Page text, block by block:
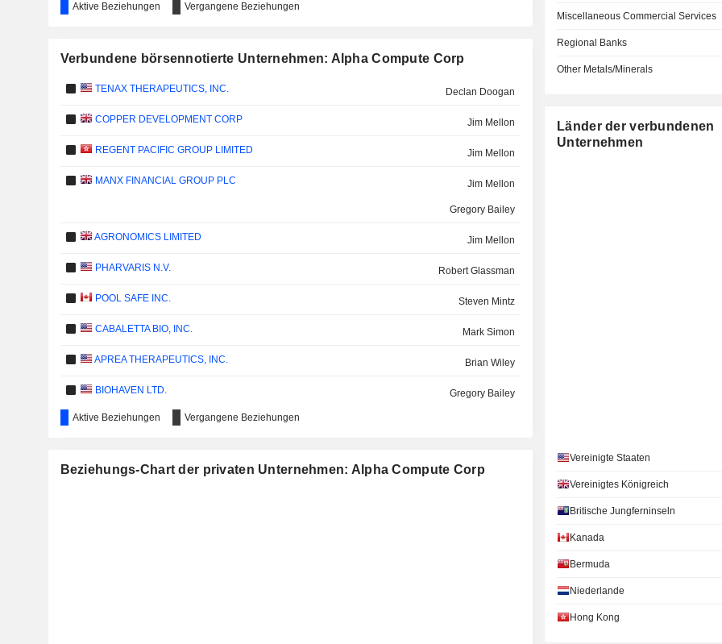
Aktive Beziehungen Vergangene Beziehungen
Verbundene börsennotierte Unternehmen: Alpha Compute Corp
TENAX THERAPEUTICS, INC. Declan Doogan
COPPER DEVELOPMENT CORP Jim Mellon
REGENT PACIFIC GROUP LIMITED Jim Mellon
MANX FINANCIAL GROUP PLC Jim Mellon
Gregory Bailey
AGRONOMICS LIMITED Jim Mellon
PHARVARIS N.V. Robert Glassman
POOL SAFE INC. Steven Mintz
CABALETTA BIO, INC. Mark Simon
APREA THERAPEUTICS, INC. Brian Wiley
BIOHAVEN LTD. Gregory Bailey
CALCIMEDICA, INC.
Aktive Beziehungen Vergangene Beziehungen
Beziehungs-Chart der privaten Unternehmen: Alpha Compute Corp
Miscellaneous Commercial Services
Regional Banks
Other Metals/Minerals
Länder der verbundenen
Unternehmen
Vereinigte Staaten
Vereinigtes Königreich
Britische Jungferninseln
Kanada
Bermuda
Niederlande
Hong Kong